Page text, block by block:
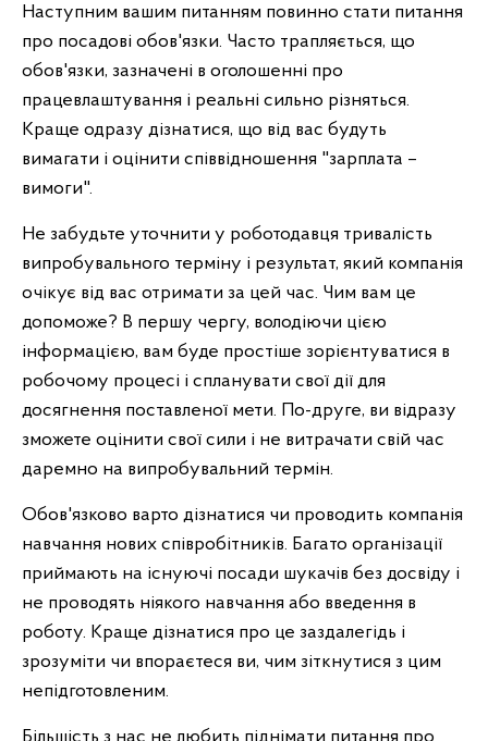
Наступним вашим питанням повинно стати питання
про посадові обов'язки. Часто трапляється, що
обов'язки, зазначені в оголошенні про
працевлаштування і реальні сильно різняться.
Краще одразу дізнатися, що від вас будуть
вимагати і оцінити співвідношення "зарплата –
вимоги".
Не забудьте уточнити у роботодавця тривалість
випробувального терміну і результат, який компанія
очікує від вас отримати за цей час. Чим вам це
допоможе? В першу чергу, володіючи цією
інформацією, вам буде простіше зорієнтуватися в
робочому процесі і спланувати свої дії для
досягнення поставленої мети. По-друге, ви відразу
зможете оцінити свої сили і не витрачати свій час
даремно на випробувальний термін.
Обов'язково варто дізнатися чи проводить компанія
навчання нових співробітників. Багато організації
приймають на існуючі посади шукачів без досвіду і
не проводять ніякого навчання або введення в
роботу. Краще дізнатися про це заздалегідь і
зрозуміти чи впораєтеся ви, чим зіткнутися з цим
непідготовленим.